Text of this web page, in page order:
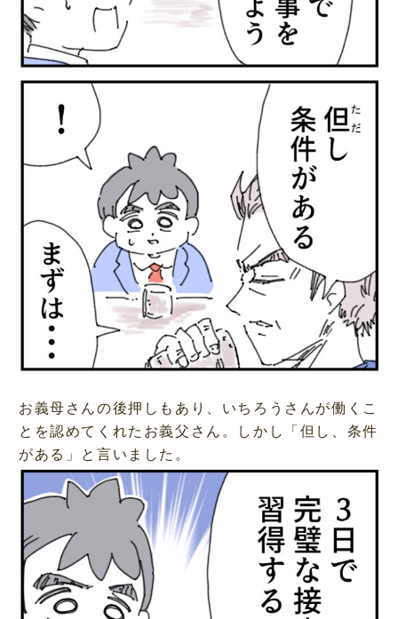
お義母さんの後押しもあり、いちろうさんが働くこ
とを認めてくれたお義父さん。しかし「但し、条件
がある」と言いました。